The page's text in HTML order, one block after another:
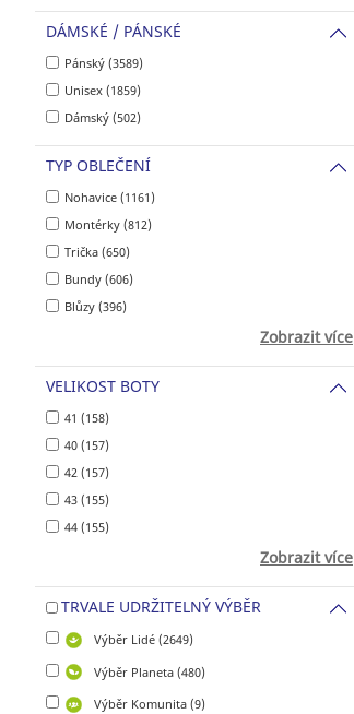
DÁMSKÉ / PÁNSKÉ
Pánský (3589)
Unisex (1859)
Dámský (502)
TYP OBLEČENÍ
Nohavice (1161)
Montérky (812)
Trička (650)
Bundy (606)
Blůzy (396)
Zobrazit více
VELIKOST BOTY
41 (158)
40 (157)
42 (157)
43 (155)
44 (155)
Zobrazit více
TRVALE UDRŽITELNÝ VÝBĚR
Výběr Lidé (2649)
Výběr Planeta (480)
Výběr Komunita (9)